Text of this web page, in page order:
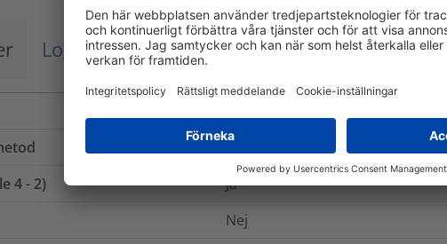
Logistik och Förpackning Mer information
4 - 2)
Ja
Nej